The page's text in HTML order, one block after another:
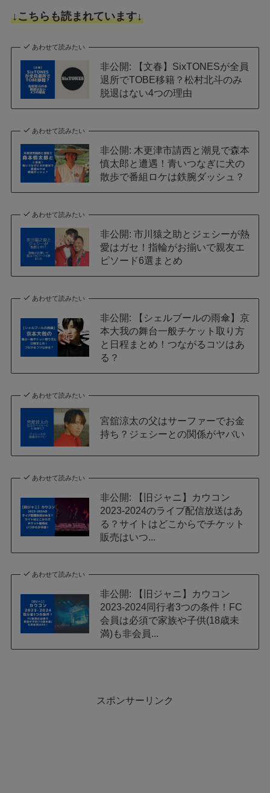
↓こちらも読まれています↓
あわせて読みたい
非公開: 【文春】SixTONESが全員
退所でTOBE移籍？松村北斗のみ
脱退はない4つの理由
あわせて読みたい
非公開: 木更津市請西と潮見で森本
慎太郎と遭遇！青いつなぎに犬の
散歩で番組ロケは鉄腕ダッシュ？
あわせて読みたい
非公開: 市川猿之助とジェシーが熱
愛はガセ！指輪がお揃いで親友エ
ピソード6選まとめ
あわせて読みたい
非公開: 【シェルブールの雨傘】京
本大我の舞台一般チケット取り方
と日程まとめ！つながるコツはあ
る？
あわせて読みたい
宮舘涼太の父はサーファーでお金
持ち？ジェシーとの関係がヤバい
あわせて読みたい
非公開: 【旧ジャニ】カウコン
2023-2024のライブ配信放送はあ
る？サイトはどこからでチケット
販売はいつ...
あわせて読みたい
非公開: 【旧ジャニ】カウコン
2023-2024同行者3つの条件！FC
会員は必須で家族や子供(18歳未
満)も非会員...
スポンサーリンク